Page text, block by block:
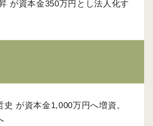
が資本金350万円とし法人化す
史 が資本金1,000万円へ増資。